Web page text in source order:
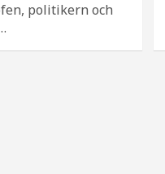
politikern och